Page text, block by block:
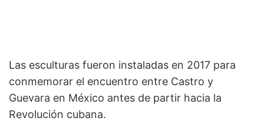
Las esculturas fueron instaladas en 2017 para
conmemorar el encuentro entre Castro y
Guevara en México antes de partir hacia la
Revolución cubana.